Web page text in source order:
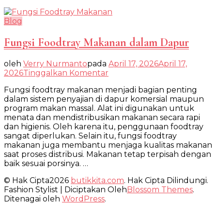
Blog
Fungsi Foodtray Makanan dalam Dapur
oleh Verry Nurmantopada April 17, 2026April 17,
2026Tinggalkan Komentar
Foodtray
Makanan
dalam
Dapur
Fungsi foodtray makanan menjadi bagian penting
dalam sistem penyajian di dapur komersial maupun
program makan massal. Alat ini digunakan untuk
menata dan mendistribusikan makanan secara rapi
dan higienis. Oleh karena itu, penggunaan foodtray
sangat diperlukan. Selain itu, fungsi foodtray
makanan juga membantu menjaga kualitas makanan
saat proses distribusi. Makanan tetap terpisah dengan
baik sesuai porsinya. …
© Hak Cipta2026 butikkita.com. Hak Cipta Dilindungi.
Fashion Stylist | Diciptakan OlehBlossom Themes.
Ditenagai oleh WordPress.